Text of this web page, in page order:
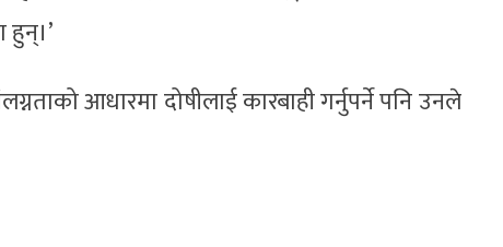
आधारमा दोषीलाई कारबाही गर्नुपर्ने पनि उनले